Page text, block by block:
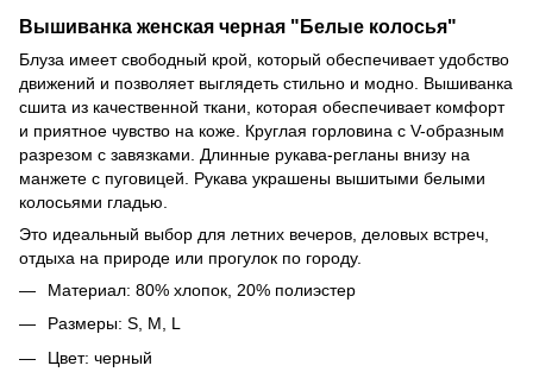
Вышиванка женская черная "Белые колосья"
Блуза имеет свободный крой, который обеспечивает удобство
движений и позволяет выглядеть стильно и модно. Вышиванка
сшита из качественной ткани, которая обеспечивает комфорт
и приятное чувство на коже. Круглая горловина с V-образным
разрезом с завязками. Длинные рукава-регланы внизу на
манжете с пуговицей. Рукава украшены вышитыми белыми
колосьями гладью.
Это идеальный выбор для летних вечеров, деловых встреч,
отдыха на природе или прогулок по городу.
Материал: 80% хлопок, 20% полиэстер
Размеры: S, M, L
Цвет: черный